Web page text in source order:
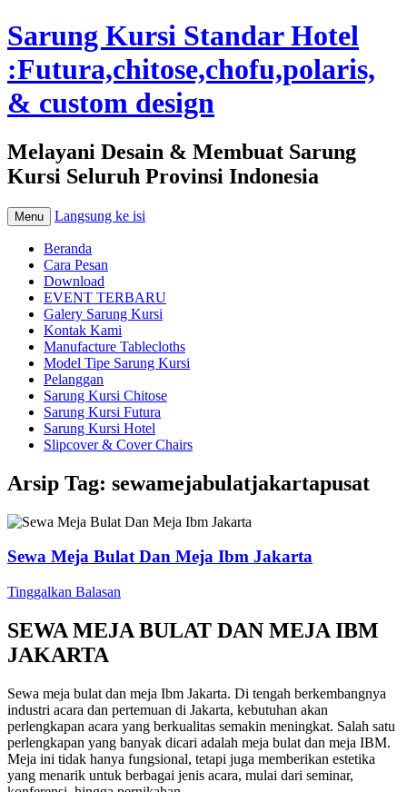
Sarung Kursi Standar Hotel
:Futura,chitose,chofu,polaris,
& custom design
Melayani Desain & Membuat Sarung
Kursi Seluruh Provinsi Indonesia
Menu Langsung ke isi
Beranda
Cara Pesan
Download
EVENT TERBARU
Galery Sarung Kursi
Kontak Kami
Manufacture Tablecloths
Model Tipe Sarung Kursi
Pelanggan
Sarung Kursi Chitose
Sarung Kursi Futura
Sarung Kursi Hotel
Slipcover & Cover Chairs
Arsip Tag: sewamejabulatjakartapusat
Sewa Meja Bulat Dan Meja Ibm Jakarta
Tinggalkan Balasan
SEWA MEJA BULAT DAN MEJA IBM
JAKARTA
Sewa meja bulat dan meja Ibm Jakarta. Di tengah berkembangnya
industri acara dan pertemuan di Jakarta, kebutuhan akan
perlengkapan acara yang berkualitas semakin meningkat. Salah satu
perlengkapan yang banyak dicari adalah meja bulat dan meja IBM.
Meja ini tidak hanya fungsional, tetapi juga memberikan estetika
yang menarik untuk berbagai jenis acara, mulai dari seminar,